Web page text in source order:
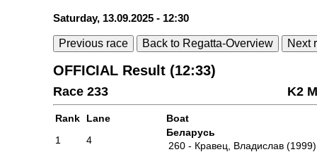
Saturday, 13.09.2025 - 12:30
Previous race Back to Regatta-Overview Next
OFFICIAL Result (12:33)
Race 233 K2
Rank Lane
Boat
1
4
Беларусь
260 - Кравец, Владислав (1999)